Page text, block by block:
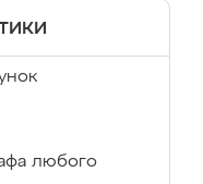
любого